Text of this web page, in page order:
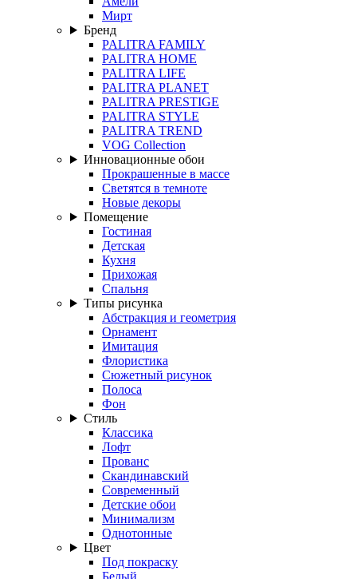
Мирт
Бренд
PALITRA FAMILY
PALITRA HOME
PALITRA LIFE
PALITRA PLANET
PALITRA PRESTIGE
PALITRA STYLE
PALITRA TREND
VOG Collection
Инновационные обои
Прокрашенные в массе
Светятся в темноте
Новые декоры
Помещение
Гостиная
Детская
Кухня
Прихожая
Спальня
Типы рисунка
Абстракция и геометрия
Орнамент
Имитация
Флористика
Сюжетный рисунок
Полоса
Фон
Стиль
Классика
Лофт
Прованс
Скандинавский
Современный
Детские обои
Минимализм
Однотонные
Цвет
Под покраску
Белый